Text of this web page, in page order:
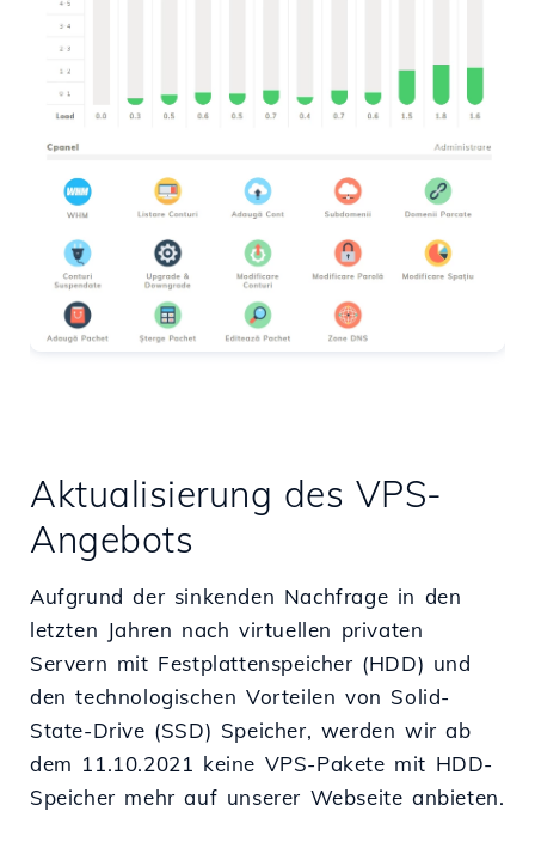
Aktualisierung des VPS-
Angebots
Aufgrund der sinkenden Nachfrage in den
letzten Jahren nach virtuellen privaten
Servern mit Festplattenspeicher (HDD) und
den technologischen Vorteilen von Solid-
State-Drive (SSD) Speicher, werden wir ab
dem 11.10.2021 keine VPS-Pakete mit HDD-
Speicher mehr auf unserer Webseite anbieten.